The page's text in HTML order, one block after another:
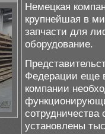
Немецкая
крупнейшая в
запчасти для
оборудование.
Федерации еще
компании
установлены